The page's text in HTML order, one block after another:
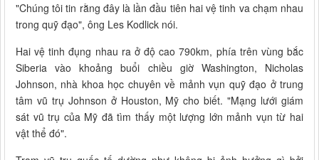
"Chúng tôi tin rằng đây là lần đầu tiên hai vệ tinh va chạm nhau
trong quỹ đạo", ông Les Kodlick nói.
Hai vệ tinh đụng nhau ra ở độ cao 790km, phía trên vùng bắc
Siberia vào khoảng buổi chiều giờ Washington, Nicholas
Johnson, nhà khoa học chuyên về mảnh vụn quỹ đạo ở trung
tâm vũ trụ Johnson ở Houston, Mỹ cho biết. "Mạng lưới giám
sát vũ trụ của Mỹ đã tìm thấy một lượng lớn mảnh vụn từ hai
vật thể đó".